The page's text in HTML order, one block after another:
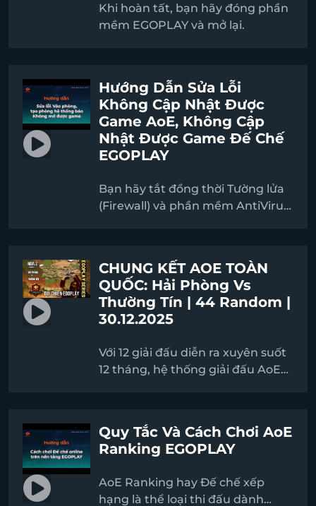
Khi hoàn tất, bạn hãy đóng phần
mềm EGOPLAY và mở lại.
Hướng Dẫn Sửa Lỗi
Không Cập Nhật Được
Game AoE, Không Cập
Nhật Được Game Đế Chế
EGOPLAY
Bạn hãy tắt đồng thời Tường lửa
(Firewall) và phần mềm AntiVirus/
diễn ra suôn sẻ, tránh xung đột
khi sửa lỗi.
CHUNG KẾT AOE TOÀN
QUỐC: Hải Phòng Vs
Thường Tín | 44 Random |
30.12.2025
Với 12 giải đấu diễn ra xuyên suốt
12 tháng, hệ thống giải đấu AoE
của trò chơi Đế Chế huyền thoại
cùng những đam mê không bao
lực to lớn để EGOPLAY -
Quy Tắc Và Cách Chơi AoE
Ranking EGOPLAY
AoE Ranking hay Đế chế xếp
hạng là thể loại thi đấu dành